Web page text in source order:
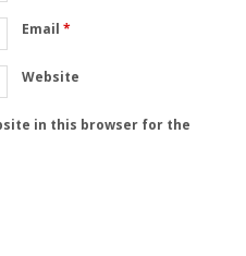
Email *
Website
in this browser for the